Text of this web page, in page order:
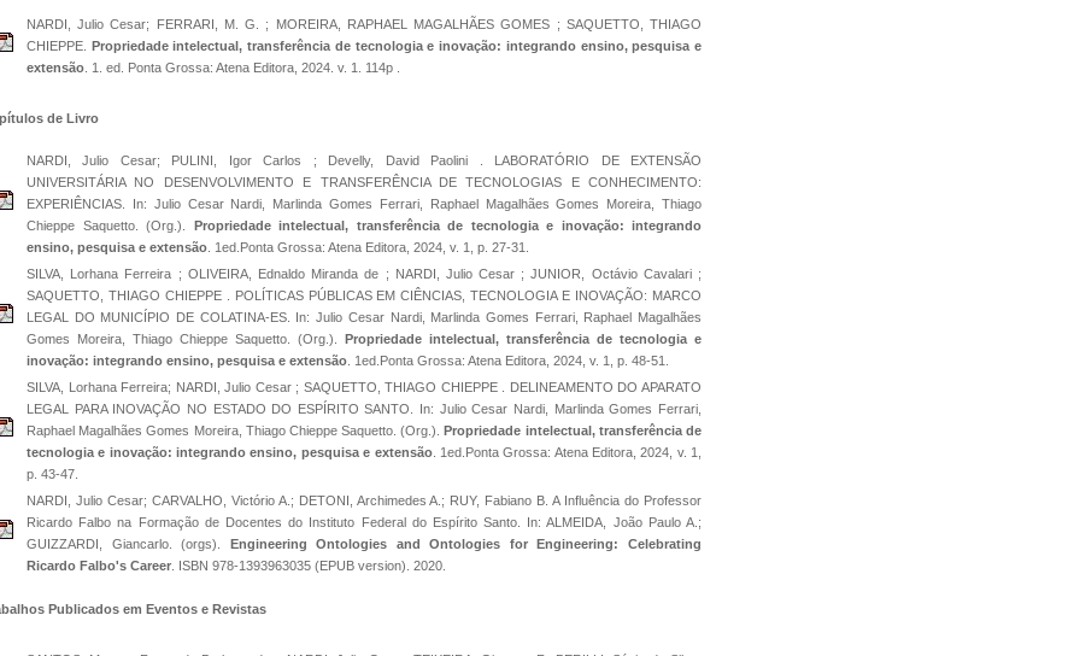
NARDI, Julio Cesar; FERRARI, M. G. ; MOREIRA, RAPHAEL MAGALHÃES GOMES ; SAQUETTO, THIAGO
CHIEPPE. Propriedade intelectual, transferência de tecnologia e inovação: integrando ensino, pesquisa e
extensão . 1. ed. Ponta Grossa: Atena Editora, 2024. v. 1. 114p .
de Livro
NARDI, Julio Cesar; PULINI, Igor Carlos ; Develly, David Paolini . LABORATÓRIO DE EXTENSÃO
UNIVERSITÁRIA NO DESENVOLVIMENTO E TRANSFERÊNCIA DE TECNOLOGIAS E CONHECIMENTO:
EXPERIÊNCIAS. In: Julio Cesar Nardi, Marlinda Gomes Ferrari, Raphael Magalhães Gomes Moreira, Thiago
Chieppe Saquetto. (Org.).
Propriedade intelectual, transferência de tecnologia e inovação: integrando
ensino, pesquisa e extensão . 1ed.Ponta Grossa: Atena Editora, 2024, v. 1, p. 27-31.
SILVA, Lorhana Ferreira ; OLIVEIRA, Ednaldo Miranda de ; NARDI, Julio Cesar ; JUNIOR, Octávio Cavalari ;
SAQUETTO, THIAGO CHIEPPE . POLÍTICAS PÚBLICAS EM CIÊNCIAS, TECNOLOGIA E INOVAÇÃO: MARCO
LEGAL DO MUNICÍPIO DE COLATINA-ES. In: Julio Cesar Nardi, Marlinda Gomes Ferrari, Raphael Magalhães
Gomes Moreira, Thiago Chieppe Saquetto. (Org.).
Propriedade intelectual, transferência de tecnologia e
inovação: integrando ensino, pesquisa e extensão . 1ed.Ponta Grossa: Atena Editora, 2024, v. 1, p. 48-51.
SILVA, Lorhana Ferreira; NARDI, Julio Cesar ; SAQUETTO, THIAGO CHIEPPE . DELINEAMENTO DO APARATO
LEGAL PARA INOVAÇÃO NO ESTADO DO ESPÍRITO SANTO. In: Julio Cesar Nardi, Marlinda Gomes Ferrari,
Raphael Magalhães Gomes Moreira, Thiago Chieppe Saquetto. (Org.).
Propriedade intelectual, transferência de
tecnologia e inovação: integrando ensino, pesquisa e extensão. 1ed.Ponta Grossa: Atena Editora, 2024, v. 1,
p. 43-47.
NARDI, Julio Cesar; CARVALHO, Victório A.; DETONI, Archimedes A.; RUY, Fabiano B. A Influência do Professor
Ricardo Falbo na Formação de Docentes do Instituto Federal do Espírito Santo. In: ALMEIDA, João Paulo A.;
GUIZZARDI, Giancarlo. (orgs).
Engineering Ontologies and Ontologies for Engineering: Celebrating
Ricardo Falbo's Career . ISBN 978-1393963035 (EPUB version). 2020.
Publicados em Eventos e Revistas